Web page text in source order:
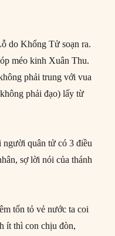
do Khổng Tử soạn ra.
méo kinh Xuân Thu.
phải trung với vua
phải đạo) lấy từ
quân tử có 3 điều
sợ lời nói của thánh
tốn tỏ vẻ nước ta coi
ít thì con chịu đòn,